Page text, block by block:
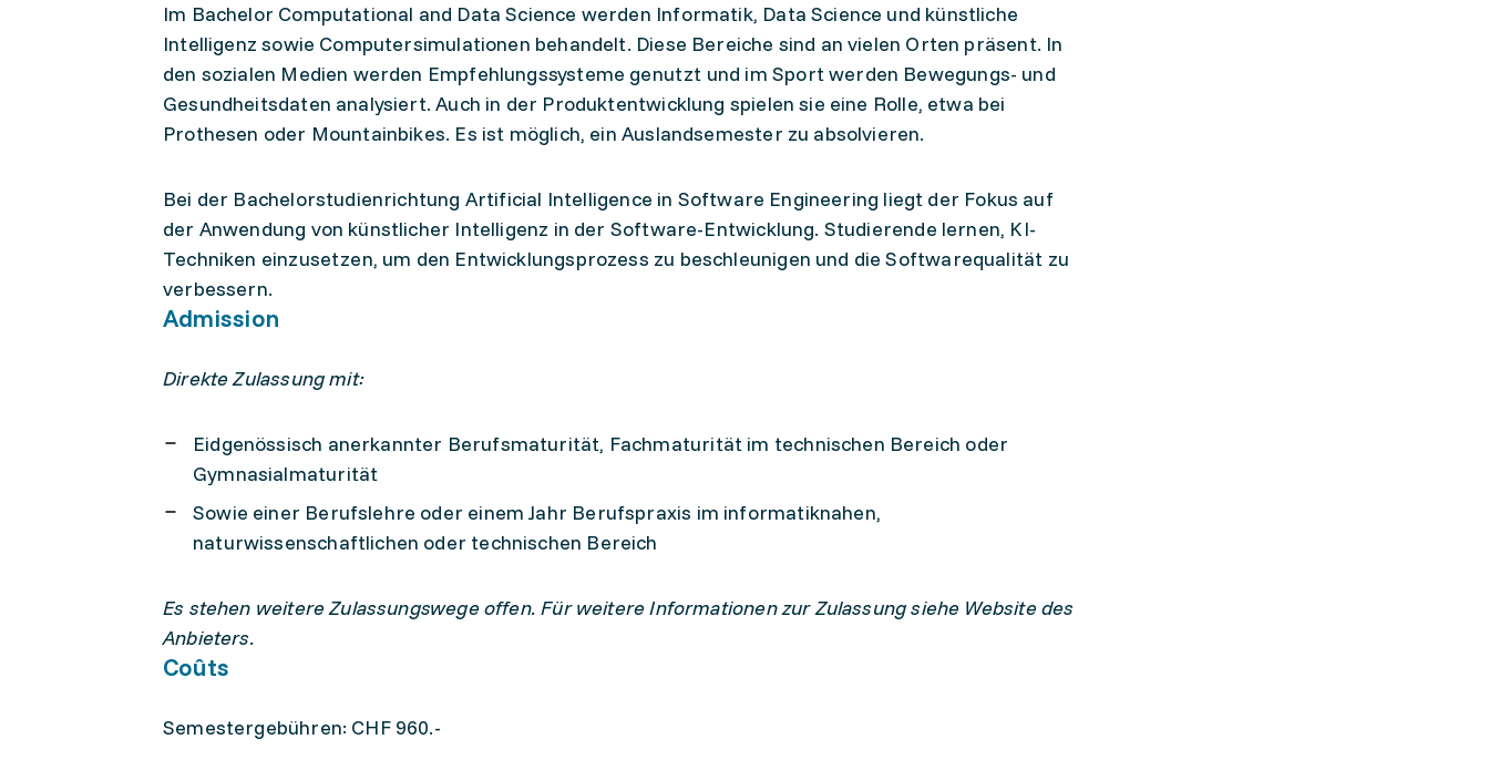
Im Bachelor Computational and Data Science werden Informatik, Data Science und künstliche
Intelligenz sowie Computersimulationen behandelt. Diese Bereiche sind an vielen Orten präsent. In
den sozialen Medien werden Empfehlungssysteme genutzt und im Sport werden Bewegungs- und
Gesundheitsdaten analysiert. Auch in der Produktentwicklung spielen sie eine Rolle, etwa bei
Prothesen oder Mountainbikes. Es ist möglich, ein Auslandsemester zu absolvieren.
Bei der Bachelorstudienrichtung Artificial Intelligence in Software Engineering liegt der Fokus auf
der Anwendung von künstlicher Intelligenz in der Software-Entwicklung. Studierende lernen, KI-
Techniken einzusetzen, um den Entwicklungsprozess zu beschleunigen und die Softwarequalität zu
verbessern.
Admission
Direkte Zulassung mit:
Eidgenössisch anerkannter Berufsmaturität, Fachmaturität im technischen Bereich oder
Gymnasialmaturität
Sowie einer Berufslehre oder einem Jahr Berufspraxis im informatiknahen,
naturwissenschaftlichen oder technischen Bereich
Es stehen weitere Zulassungswege offen. Für weitere Informationen zur Zulassung siehe Website des
Anbieters.
Coûts
Semestergebühren: CHF 960.-